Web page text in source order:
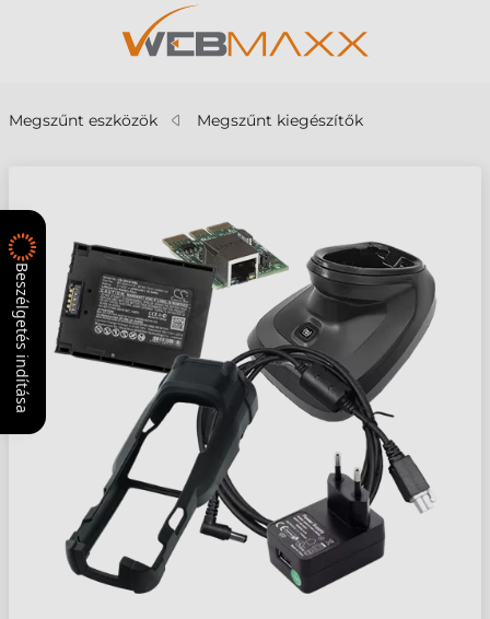
Megszűnt eszközök Megszűnt kiegészítők
Beszélgetés indítása